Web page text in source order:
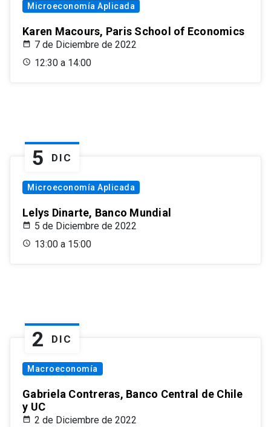
Microeconomía Aplicada
Karen Macours, Paris School of Economics
7 de Diciembre de 2022
12:30 a 14:00
5 DIC
Microeconomía Aplicada
Lelys Dinarte, Banco Mundial
5 de Diciembre de 2022
13:00 a 15:00
2 DIC
Macroeconomía
Gabriela Contreras, Banco Central de Chile
y UC
2 de Diciembre de 2022